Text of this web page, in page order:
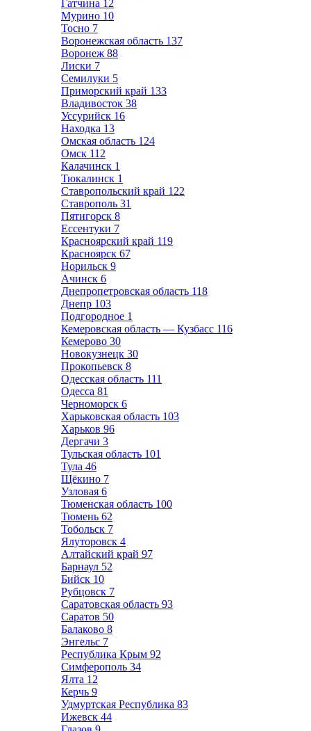
Гатчина 12
Мурино 10
Тосно 7
Воронежская область 137
Воронеж 88
Лиски 7
Семилуки 5
Приморский край 133
Владивосток 38
Уссурийск 16
Находка 13
Омская область 124
Омск 112
Калачинск 1
Тюкалинск 1
Ставропольский край 122
Ставрополь 31
Пятигорск 8
Ессентуки 7
Красноярский край 119
Красноярск 67
Норильск 9
Ачинск 6
Днепропетровская область 118
Днепр 103
Подгородное 1
Кемеровская область — Кузбасс 116
Кемерово 30
Новокузнецк 30
Прокопьевск 8
Одесская область 111
Одесса 81
Черноморск 6
Харьковская область 103
Харьков 96
Дергачи 3
Тульская область 101
Тула 46
Щёкино 7
Узловая 6
Тюменская область 100
Тюмень 62
Тобольск 7
Ялуторовск 4
Алтайский край 97
Барнаул 52
Бийск 10
Рубцовск 7
Саратовская область 93
Саратов 50
Балаково 8
Энгельс 7
Республика Крым 92
Симферополь 34
Ялта 12
Керчь 9
Удмуртская Республика 83
Ижевск 44